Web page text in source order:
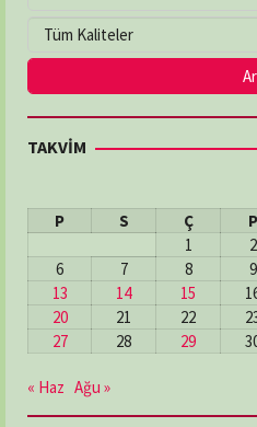
TAKVİM
P
S Ç P
1
2
6
7 8 9
13
14 15
20
21 22
27
28 29
« Haz Ağu »